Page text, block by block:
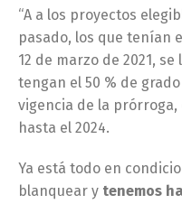
“A a los proyectos
pasado, los que tenían
12 de marzo de 2021,
tengan el 50 % de
vigencia de la
hasta el 2024.
Ya está todo en
blanquear y tenemos